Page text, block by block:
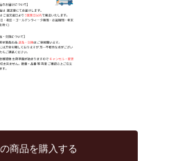
商品を購入する